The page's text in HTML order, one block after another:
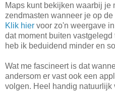
Maps kunt bekijken waarbij je
zendmasten wanneer je op
Klik hier voor zo'n weergave
dat moment buiten
heb ik beduidend minder en
Wat me fascineert is dat
andersom er vast ook een
volgen. Heel handig natuurlijk